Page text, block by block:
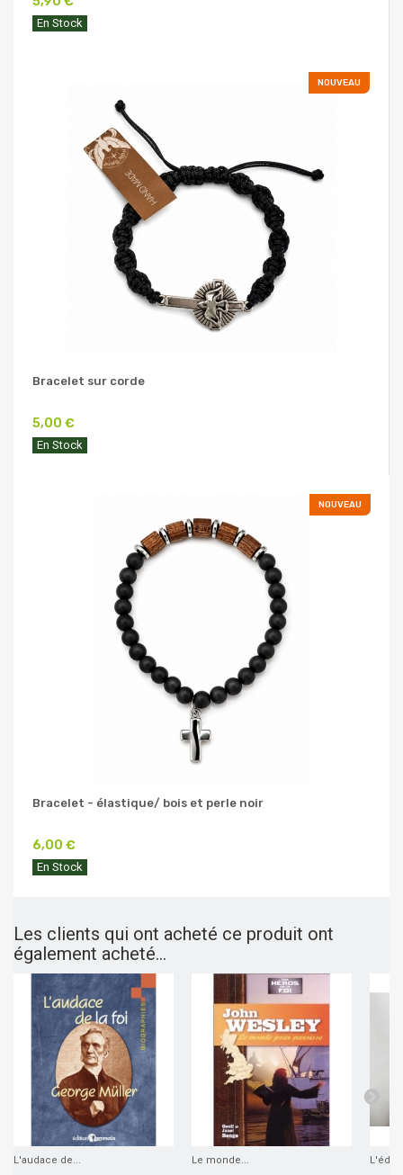
En Stock
NOUVEAU
Bracelet sur corde
5,00 €
En Stock
NOUVEAU
Bracelet - élastique/ bois et perle noir
6,00 €
En Stock
Les clients qui ont acheté ce produit ont
également acheté...
L'audace de... Le monde...